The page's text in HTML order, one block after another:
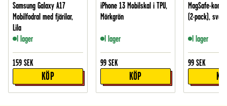
Samsung Galaxy A17
Mobilfodral med fjärilar,
Lila
I lager
159 SEK
KÖP
iPhone 13 Mobilskal i TPU,
Mörkgrön
I lager
99 SEK
KÖP
MagSafe-
(2-pack), svart
I lager
99 SEK